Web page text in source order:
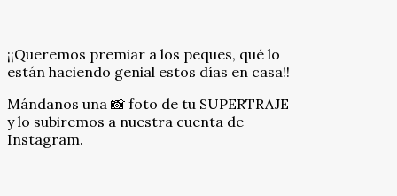
¡¡Queremos premiar a los peques, qué lo
están haciendo genial estos días en casa!!
Mándanos una 📸 foto de tu SUPERTRAJE
y lo subiremos a nuestra cuenta de
Instagram.